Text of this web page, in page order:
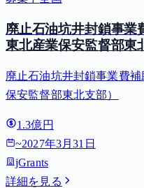
廃止石油坑井封鎖事業
東北産業保安監督部東
廃止石油坑井封鎖事業費
保安監督部東北支部）
1.3億円
~2027年3月31日
jGrants
詳細を見る